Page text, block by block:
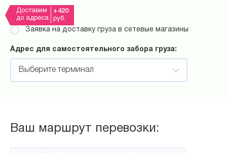
Доставим
до адреса
+420
руб.
Заявка на доставку груза в сетевые магазины
Адрес для самостоятельного забора груза:
Выберите терминал
Ваш маршрут перевозки: